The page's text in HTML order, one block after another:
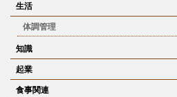
生活
体調管理
知識
起業
食事関連